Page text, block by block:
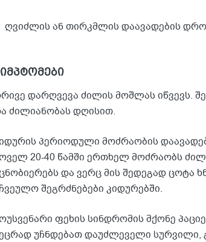
ღვიძლის ან თირკმლის დაავადების
დარღვევა ძილის მოშლას იწვევს.
ძილიანობას დღისით.
პერიოდული მოძრაობის
20-40 წამში ერთხელ მოძრაობს
და ვერც მის შედეგად ცოტა
შეგრძნებები კიდურებში.
ფეხის სინდრომის მქონე
უჩნდებათ დაუძლეველი სურვილი,